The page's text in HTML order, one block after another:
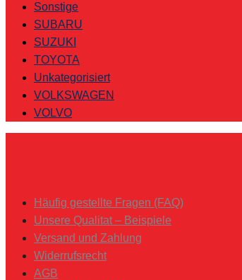
Sonstige
SUBARU
SUZUKI
TOYOTA
Unkategorisiert
VOLKSWAGEN
VOLVO
Häufig gestellte Fragen (FAQ)
Unsere Qualitat – Beispiele
Versand und Zahlung
Widerrufsrecht
AGB